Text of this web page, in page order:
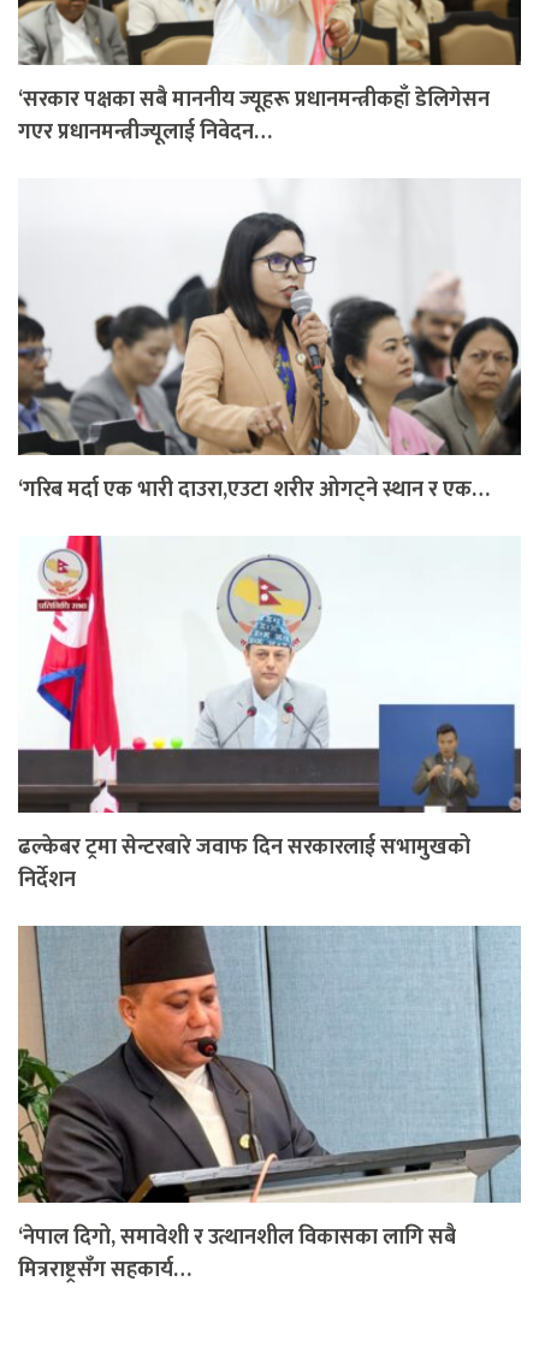
‘सरकार पक्षका सबै माननीय ज्यूहरू प्रधानमन्त्रीकहाँ डेलिगेसन
गएर प्रधानमन्त्रीज्यूलाई निवेदन…
‘गरिब मर्दा एक भारी दाउरा,एउटा शरीर ओगट्ने स्थान र एक…
ढल्केबर ट्रमा सेन्टरबारे जवाफ दिन सरकारलाई सभामुखको
निर्देशन
‘नेपाल दिगो, समावेशी र उत्थानशील विकासका लागि सबै
मित्रराष्ट्रसँग सहकार्य…